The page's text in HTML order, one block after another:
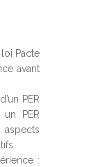
Pacte
avant
PER
PER
: